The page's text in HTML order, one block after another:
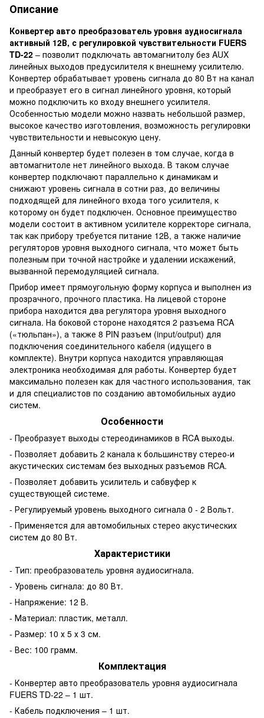
Описание
Конвертер авто преобразователь уровня аудиосигнала
активный 12В, с регулировкой чувствительности FUERS
TD-22 – позволит подключать автомагнитолу без AUX
линейных выходов предусилителя к внешнему усилителю.
Конвертер обрабатывает уровень сигнала до 80 Вт на канал
и преобразует его в сигнал линейного уровня, который
можно подключить ко входу внешнего усилителя.
Особенностью модели можно назвать небольшой размер,
высокое качество изготовления, возможность регулировки
чувствительности и невысокую цену.
Данный конвертер будет полезен в том случае, когда в
автомагнитоле нет линейного выхода. В таком случае
конвертер подключают параллельно к динамикам и
снижают уровень сигнала в сотни раз, до величины
подходящей для линейного входа того усилителя, к
которому он будет подключен. Основное преимущество
модели состоит в активном усилителе корректоре сигнала,
так как прибору требуется питание 12В, а также наличие
регуляторов уровня выходного сигнала, что может быть
полезным при точной настройке и удалении искажений,
вызванной перемодуляцией сигнала.
Прибор имеет прямоугольную форму корпуса и выполнен из
прозрачного, прочного пластика. На лицевой стороне
прибора находится два регулятора уровня выходного
сигнала. На боковой стороне находятся 2 разъема RCA
(«тюльпан»), а также 8 PIN разъем (input/output) для
подключения соединительного кабеля (идущего в
комплекте). Внутри корпуса находится управляющая
электроника необходимая для работы. Конвертер будет
максимально полезен как для частного использования, так
и для специалистов по созданию автомобильных аудио
систем.
Особенности
- Преобразует выходы стереодинамиков в RCA выходы.
- Позволяет добавить 2 канала к большинству стерео-и
акустических системам без выходных разъемов RCA.
- Позволяет добавить усилитель и сабвуфер к
существующей системе.
- Регулируемый уровень выходного сигнала 0 - 2 Вольт.
- Применяется для автомобильных стерео акустических
систем до 80 Вт.
Характеристики
- Тип: преобразователь уровня аудиосигнала.
- Уровень сигнала: до 80 Вт.
- Напряжение: 12 В.
- Материал: пластик, металл.
- Размер: 10 х 5 х 3 см.
- Вес: 100 грамм.
Комплектация
- Конвертер авто преобразователь уровня аудиосигнала
FUERS TD-22 – 1 шт.
- Кабель подключения – 1 шт.